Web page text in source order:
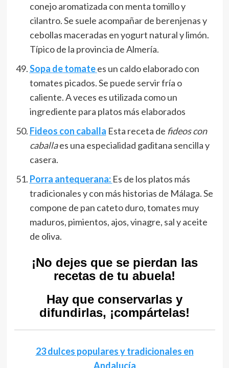
conejo aromatizada con menta tomillo y
cilantro. Se suele acompañar de berenjenas y
cebollas maceradas en yogurt natural y limón.
Típico de la provincia de Almería.
Sopa de tomate es un caldo elaborado con
tomates picados. Se puede servir fría o
caliente. A veces es utilizada como un
ingrediente para platos más elaborados
Fideos con caballa Esta receta de fideos con
caballaes una especialidad gaditana sencilla y
casera.
Porra antequerana: Es de los platos más
tradicionales y con más historias de Málaga. Se
compone de pan cateto duro, tomates muy
maduros, pimientos, ajos, vinagre, sal y aceite
de oliva.
¡No dejes que se pierdan las
recetas de tu abuela!
Hay que conservarlas y
difundirlas, ¡compártelas!
23 dulces populares y tradicionales en
Andalucía